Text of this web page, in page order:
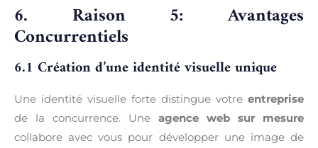
6. Raison 5: Avantages
Concurrentiels
6.1 Création d’une identité visuelle unique
Une identité visuelle forte distingue votre entreprise
de la concurrence. Une agence web sur mesure
collabore avec vous pour développer une image de